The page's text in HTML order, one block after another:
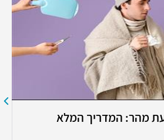
מהר: המדריך המלא